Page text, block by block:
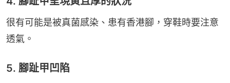
很有可能是被真菌感染、患有香港腳，穿鞋時要注意
透氣。
5. 腳趾甲凹陷